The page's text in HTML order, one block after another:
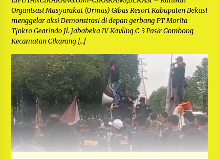
Organisasi Masyarakat (Ormas) Gibas Resort Kabupaten Bekasi
menggelar aksi Demonstrasi di depan gerbang PT Morita
Tjokro Gearindo Jl. Jababeka IV Kavling C-3 Pasir Gombong
Kecamatan Cikarang […]